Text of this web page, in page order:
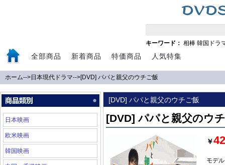
キーワード： 相棒 韓国ドラ
全部商品 新着商品 特価商品 人気特集
ホーム-->日本現代ドラマ-->[DVD] パパと親父のウチご飯
日本映画
欧米映画
韓国映画
[DVD] パパと親父のウチご飯
[DVD] パパと親父のウ
￥
モデ